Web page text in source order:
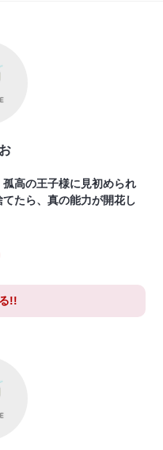
高の王子様に見初められ
たら、真の能力が開花し
!!